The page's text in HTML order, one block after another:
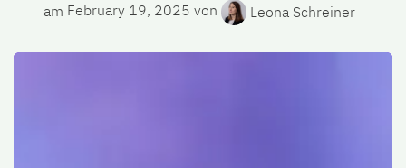
am February 19, 2025 von Leona Schreiner